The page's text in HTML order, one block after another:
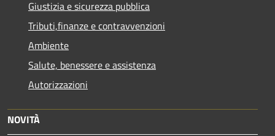
Giustizia e sicurezza pubblica
Tributi,finanze e contravvenzioni
Ambiente
Salute, benessere e assistenza
Autorizzazioni
NOVITÀ